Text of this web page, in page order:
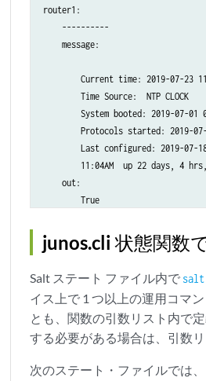
router1:
    ----------
    message:
Current time: 2019-07-23
        Time Source:  NTP CLOCK
System booted: 2019-07-01
Protocols started: 2019-
Last configured: 2019-07-
11:04AM  up 22 days, 4
    out:
junos.cli 状態関数
Salt ステート ファイル内で
イス上で 1 つ以上の運用コマ
とも、関数の引数リスト内で
する必要がある場合は、引数
次のステート・ファイルでは、